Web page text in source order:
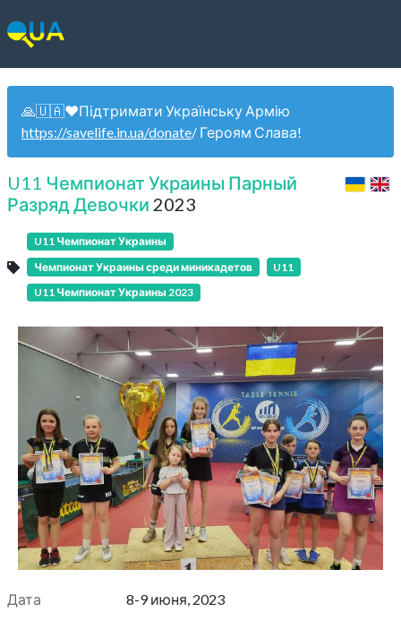
🙏🇺🇦❤️Підтримати Українську Армію
https://savelife.in.ua/donate/ Героям Слава!
U11 Чемпионат Украины Парный
Разряд Девочки 2023
U11 Чемпионат Украины
Чемпионат Украины среди миникадетов
U11
U11 Чемпионат Украины 2023
Дата
8-9 июня, 2023